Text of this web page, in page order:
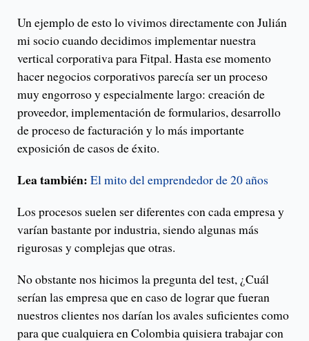
Un ejemplo de esto lo vivimos directamente con Julián
mi socio cuando decidimos implementar nuestra
vertical corporativa para Fitpal. Hasta ese momento
hacer negocios corporativos parecía ser un proceso
muy engorroso y especialmente largo: creación de
proveedor, implementación de formularios, desarrollo
de proceso de facturación y lo más importante
exposición de casos de éxito.
Lea también: El mito del emprendedor de 20 años
Los procesos suelen ser diferentes con cada empresa y
varían bastante por industria, siendo algunas más
rigurosas y complejas que otras.
No obstante nos hicimos la pregunta del test, ¿Cuál
serían las empresa que en caso de lograr que fueran
nuestros clientes nos darían los avales suficientes como
para que cualquiera en Colombia quisiera trabajar con